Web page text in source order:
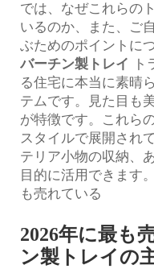
では、なぜこれらの
いるのか、また、ご
ぶためのポイントに
バーチン製トレイ
る住宅に本当に素晴
テムです。見た目も
が特徴です。これら
スタイルで展開され
テリア小物の収納、
目的に活用できます
も売れている
2026年に最も
ン製トレイの